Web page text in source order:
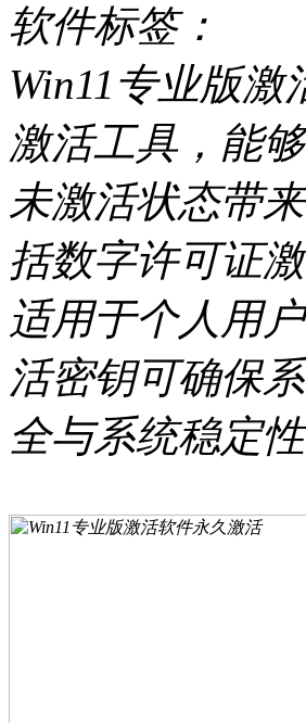
软件标签：
Win11专业版激
激活工具，能
未激活状态带
括数字许可证
适用于个人用
活密钥可确保
全与系统稳定性